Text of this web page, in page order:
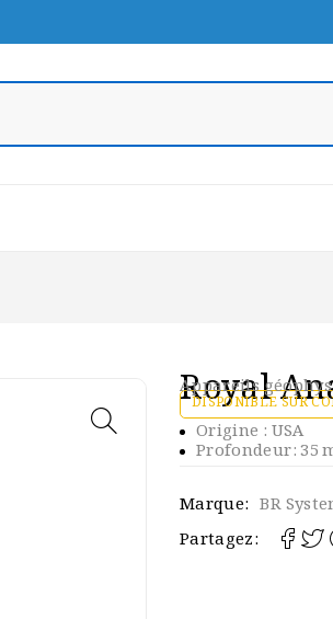
Appareils
Royal
DISPONIBLE SUR
Origine : USA
Profondeur: 35
Marque: BR
Partagez: